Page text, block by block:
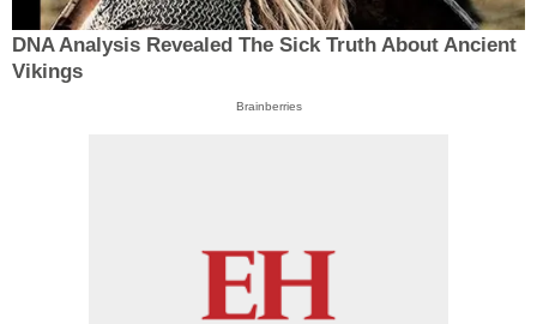
DNA Analysis Revealed The Sick Truth About Ancient
Vikings
Brainberries